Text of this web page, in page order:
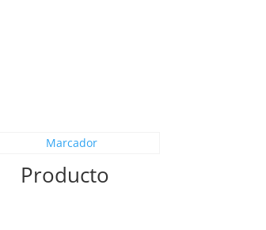
Producto